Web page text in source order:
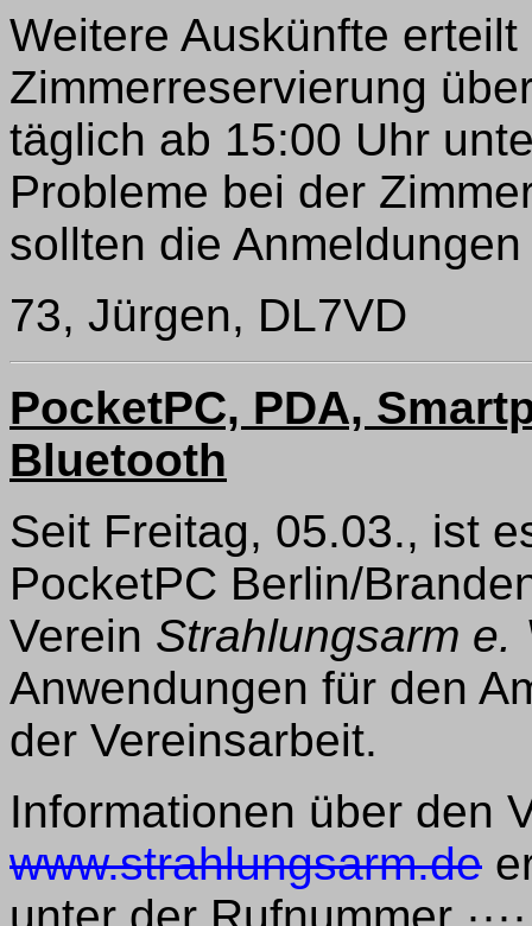
Weitere Auskünfte
Zimmerreservierung
täglich ab 15:00 Uhr
Probleme bei der
sollten die
73, Jürgen, DL7VD
PocketPC, PDA,
Bluetooth
Seit Freitag, 05.03., ist
PocketPC Berlin/
Verein Strahlungsarm e.
Anwendungen für den
der Vereinsarbeit.
Informationen über den
www.strahlungsarm.de